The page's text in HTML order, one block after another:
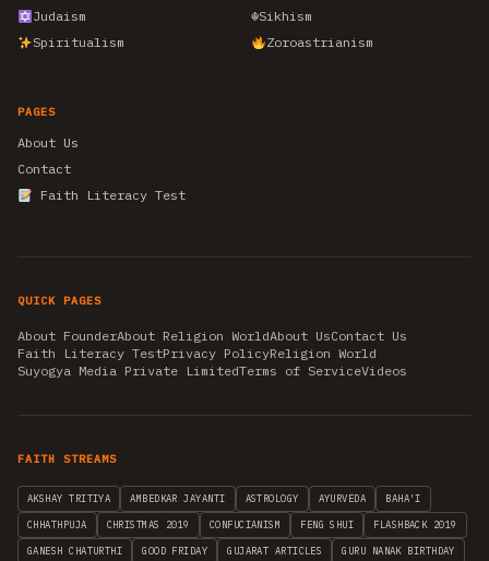
Judaism
☬Sikhism
Spiritualism
Zoroastrianism
PAGES
About Us
Contact
Faith Literacy Test
QUICK PAGES
About FounderAbout Religion WorldAbout UsContact Us
Faith Literacy TestPrivacy PolicyReligion World
Suyogya Media Private LimitedTerms of ServiceVideos
FAITH STREAMS
AKSHAY TRITIYA AMBEDKAR JAYANTI ASTROLOGY AYURVEDA BAHA'I
CHHATHPUJA CHRISTMAS 2019 CONFUCIANISM FENG SHUI FLASHBACK 2019
GANESH CHATURTHI GOOD FRIDAY GUJARAT ARTICLES GURU NANAK BIRTHDAY